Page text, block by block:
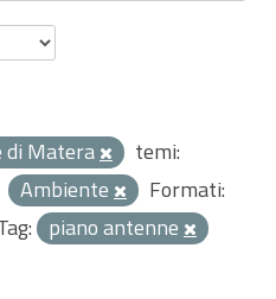
di Matera
temi:
Ambiente
Formati:
piano antenne